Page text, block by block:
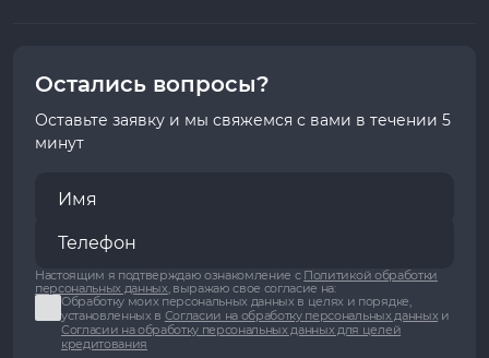
Остались вопросы?
Оставьте заявку и мы свяжемся с вами в течении 5
минут
Настоящим я подтверждаю ознакомление с Политикой обработки
персональных данных, выражаю свое согласие на:
Обработку моих персональных данных в целях и порядке,
установленных в Согласии на обработку персональных данныхи
Согласии на обработку персональных данных для целей
кредитования